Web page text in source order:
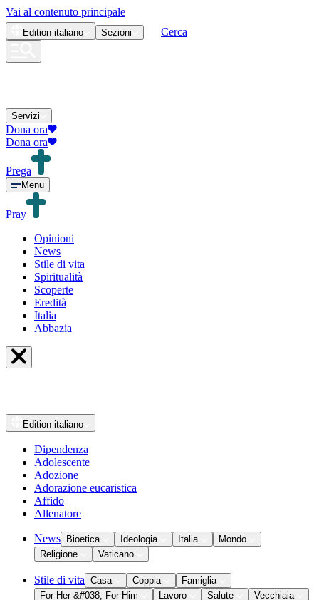
Vai al contenuto principale
Edition italiano Sezioni Cerca
Servizi
Dona ora
Dona ora
Prega
Menu
Pray
Opinioni
News
Stile di vita
Spiritualità
Scoperte
Eredità
Italia
Abbazia
Edition italiano
Dipendenza
Adolescente
Adozione
Adorazione eucaristica
Affido
Allenatore
News Bioetica Ideologia Italia
Mondo
Religione
Vaticano
Stile di vita Casa Coppia
Famiglia
For Her &#038; For Him
Lavoro Salute
Vecchiaia